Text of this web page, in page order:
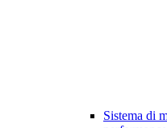
Sistema di